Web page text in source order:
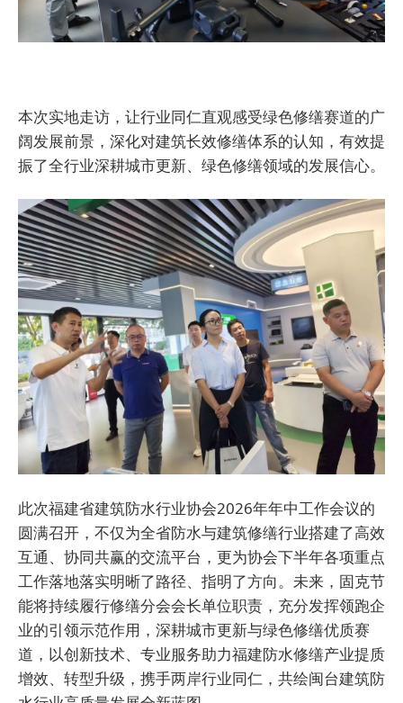
本次实地走访，让行业同仁直观感受绿色修缮赛道的广
阔发展前景，深化对建筑长效修缮体系的认知，有效提
振了全行业深耕城市更新、绿色修缮领域的发展信心。
此次福建省建筑防水行业协会2026年年中工作会议的
圆满召开，不仅为全省防水与建筑修缮行业搭建了高效
互通、协同共赢的交流平台，更为协会下半年各项重点
工作落地落实明晰了路径、指明了方向。未来，固克节
能将持续履行修缮分会会长单位职责，充分发挥领跑企
业的引领示范作用，深耕城市更新与绿色修缮优质赛
道，以创新技术、专业服务助力福建防水修缮产业提质
增效、转型升级，携手两岸行业同仁，共绘闽台建筑防